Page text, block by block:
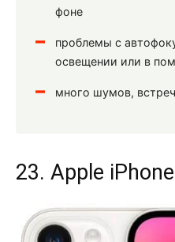
фоне
проблемы с
освещении или в
много шумов,
23. Apple